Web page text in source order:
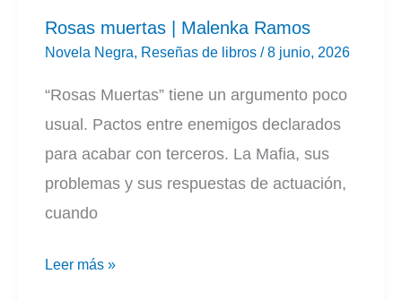
Rosas muertas | Malenka Ramos
Novela Negra, Reseñas de libros / 8 junio, 2026
“Rosas Muertas” tiene un argumento poco
usual. Pactos entre enemigos declarados
para acabar con terceros. La Mafia, sus
problemas y sus respuestas de actuación,
cuando
Rosas
Leer más »